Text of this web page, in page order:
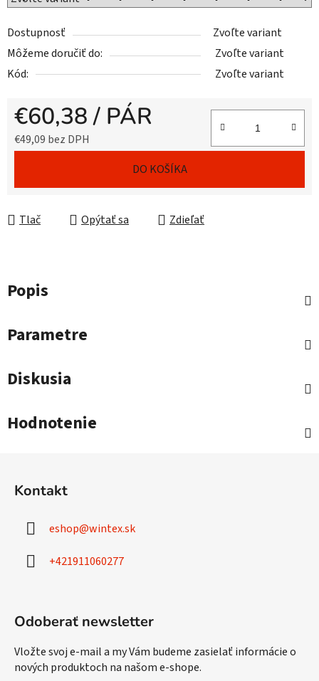
Dostupnosť
Zvoľte variant
Môžeme doručiť do:
Zvoľte variant
Kód:
Zvoľte variant
€60,38/ PÁR
€49,09 bez DPH
DO KOŠÍKA
Tlač Opýtať sa Zdieľať
Popis
Parametre
Diskusia
Hodnotenie
Kontakt
eshop@wintex.sk
+421911060277
Odoberať newsletter
Vložte svoj e-mail a my Vám budeme zasielať informácie o
nových produktoch na našom e-shope.